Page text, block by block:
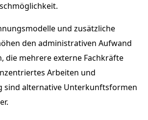
und zusätzliche
den administrativen Aufwand
die mehrere externe Fachkräfte
Arbeiten und
sind alternative Unterkunftsformen